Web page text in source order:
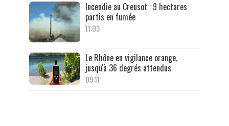
Incendie au Creusot : 9 hectares
partis en fumée
11:03
Le Rhône en vigilance orange,
jusqu'à 36 degrés attendus
09:11